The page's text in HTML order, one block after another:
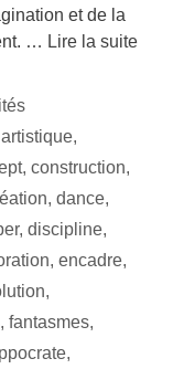
et de la
… Lire la suite
artistique,
, construction,
, dance,
, discipline,
, encadre,
,
, fantasmes,
,